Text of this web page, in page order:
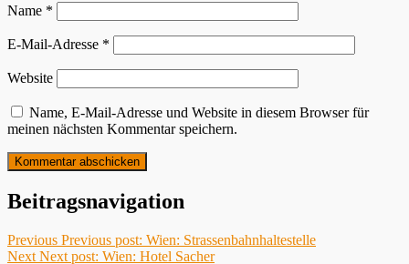
Name *
E-Mail-Adresse *
Website
Name, E-Mail-Adresse und Website in diesem Browser für
meinen nächsten Kommentar speichern.
Beitragsnavigation
Previous Previous post: Wien: Strassenbahnhaltestelle
Next Next post: Wien: Hotel Sacher